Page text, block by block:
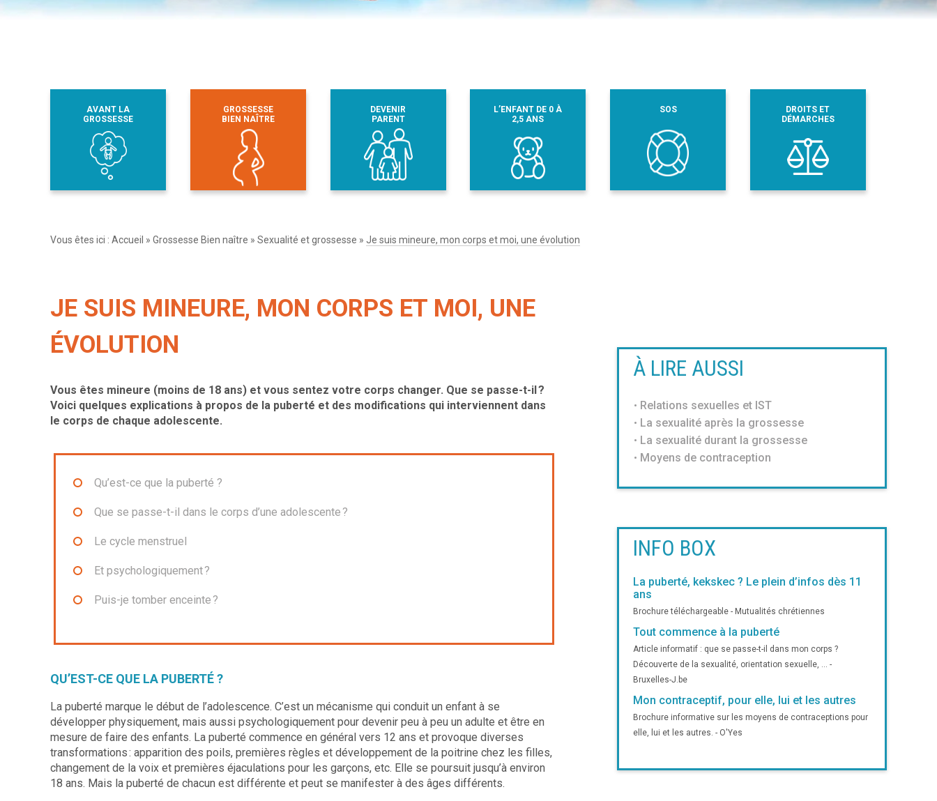
AVANT LA
GROSSESSE
GROSSESSE
BIEN NAÎTRE
DEVENIR
PARENT
L’ENFANT DE 0 À
2,5 ANS
SOS
DROITS ET
DÉMARCHES
Vous êtes ici : Accueil » Grossesse Bien naître » Sexualité et grossesse » Je suis mineure, mon corps et moi, une évolution
JE SUIS MINEURE, MON CORPS ET MOI, UNE
ÉVOLUTION
Vous êtes mineure (moins de 18 ans) et vous sentez votre corps changer. Que se passe-t-il ?
Voici quelques explications à propos de la puberté et des modifications qui interviennent dans
le corps de chaque adolescente.
Qu’est-ce que la puberté ?
Que se passe-t-il dans le corps d’une adolescente ?
Le cycle menstruel
Et psychologiquement ?
Puis-je tomber enceinte ?
QU’EST-CE QUE LA PUBERTÉ ?
La puberté marque le début de l’adolescence. C’est un mécanisme qui conduit un enfant à se
développer physiquement, mais aussi psychologiquement pour devenir peu à peu un adulte et être en
mesure de faire des enfants. La puberté commence en général vers 12 ans et provoque diverses
transformations : apparition des poils, premières règles et développement de la poitrine chez les filles,
changement de la voix et premières éjaculations pour les garçons, etc. Elle se poursuit jusqu’à environ
18 ans. Mais la puberté de chacun est différente et peut se manifester à des âges différents.
À LIRE AUSSI
Relations sexuelles et IST
La sexualité après la grossesse
La sexualité durant la grossesse
Moyens de contraception
INFO BOX
La puberté, kekskec ? Le plein d’infos dès 11
ans
Brochure téléchargeable - Mutualités chrétiennes
Tout commence à la puberté
Article informatif : que se passe-t-il dans mon corps ?
Découverte de la sexualité, orientation sexuelle, ... -
Bruxelles-J.be
Mon contraceptif, pour elle, lui et les autres
Brochure informative sur les moyens de contraceptions pour
elle, lui et les autres. - O'Yes